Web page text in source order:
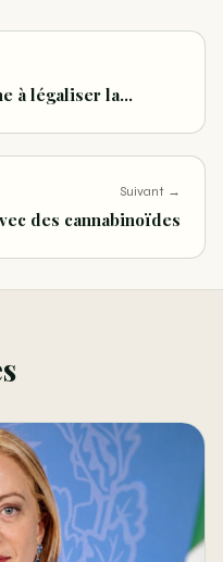
à légaliser la…
Suivant →
des cannabinoïdes